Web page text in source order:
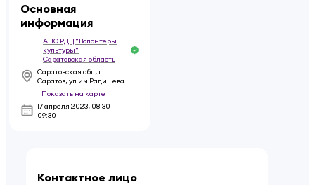
Основная
информация
АНО РДЦ "Волонтеры
культуры"
Саратовская область
Саратовская обл, г
Саратов, ул им Радищева
А.Н., д 22
Показать на карте
17 апреля 2023, 08:30 -
09:30
Контактное лицо